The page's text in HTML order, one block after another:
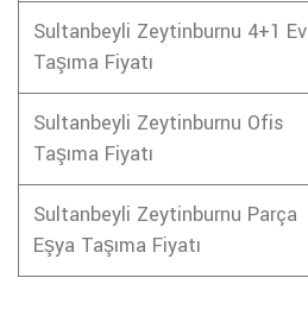
Sultanbeyli Zeytinburnu 4+1 Ev
Taşıma Fiyatı
Sultanbeyli Zeytinburnu Ofis
Taşıma Fiyatı
Sultanbeyli Zeytinburnu Parça
Eşya Taşıma Fiyatı